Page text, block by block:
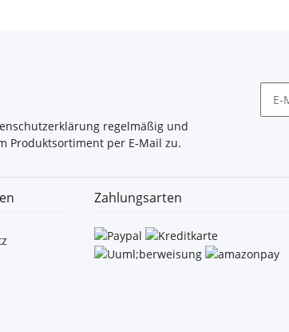
regelmäßig und
Produktsortiment per E-Mail zu.
Zahlungsarten